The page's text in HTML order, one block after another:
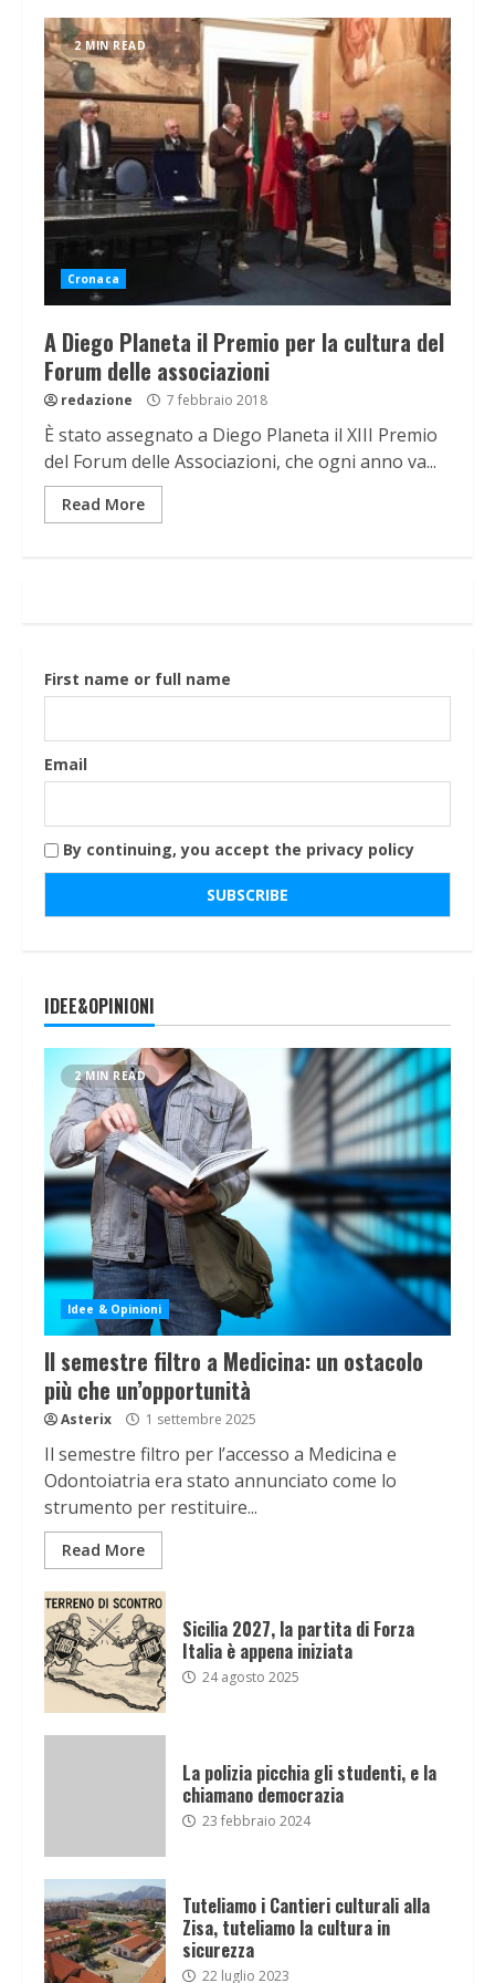
2 MIN READ
Cronaca
A Diego Planeta il Premio per la cultura del
Forum delle associazioni
redazione 7 febbraio 2018
È stato assegnato a Diego Planeta il XIII Premio
del Forum delle Associazioni, che ogni anno va...
Read More
First name or full name
Email
By continuing, you accept the privacy policy
IDEE&OPINIONI
2 MIN READ
Idee & Opinioni
Il semestre filtro a Medicina: un ostacolo
più che un’opportunità
Asterix 1 settembre 2025
Il semestre filtro per l’accesso a Medicina e
Odontoiatria era stato annunciato come lo
strumento per restituire...
Read More
Sicilia 2027, la partita di Forza
Italia è appena iniziata
24 agosto 2025
La polizia picchia gli studenti, e la
chiamano democrazia
23 febbraio 2024
Tuteliamo i Cantieri culturali alla
Zisa, tuteliamo la cultura in
sicurezza
22 luglio 2023